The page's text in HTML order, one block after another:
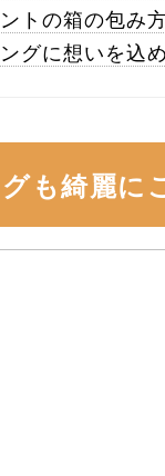
トの箱の包み
グに想いを込
も綺麗に